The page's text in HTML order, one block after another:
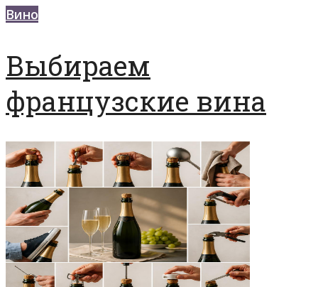
Вино
Выбираем
французские вина